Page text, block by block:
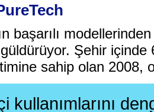
başarılı modellerinden
Şehir içinde
sahip olan 2008,
kullanımlarını